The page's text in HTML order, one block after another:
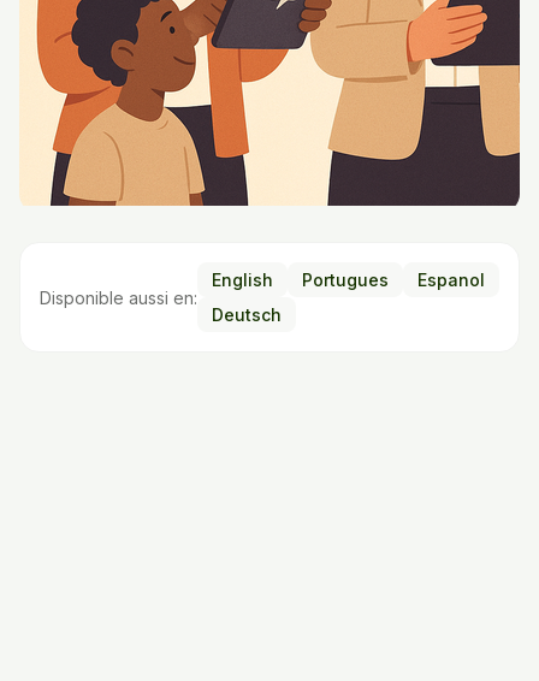
Disponible aussi en:
English Portugues
Espanol
Deutsch